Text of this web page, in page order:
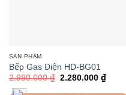
SẢN PHẨM
Bếp Gas Điện HD-BG01
2.990.000₫ Giá
là:
2.280.000 ₫Giá
tại